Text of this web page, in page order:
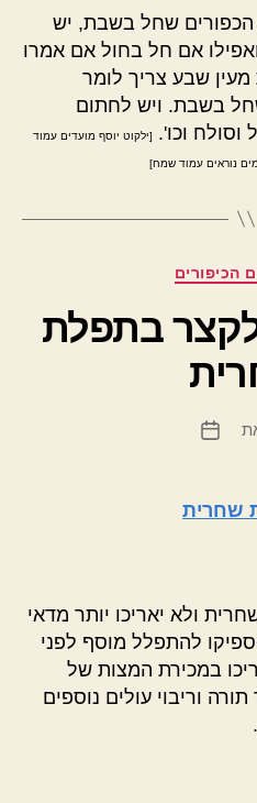
שחל בשבת, יש
אם חל בחול אם אמרו
מעין שבע צריך לומר
בשבת. ויש לחתום
וכו'.
[ילקוט יוסף מועדים עמוד
נוראים עמוד שמח]
קטגוריות
הכיפורים
בתפלת
תאריך
שחרית
ולא יאריכו יותר מדאי
להתפלל מוסף לפני
במכירת המצות של
וריבוי עולים נוספים
.